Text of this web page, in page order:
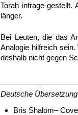
Torah infrage gestellt.
länger.
Bei Leuten, die das
Analogie hilfreich
deshalb nicht gegen
Deutsche
Bris Shalom–